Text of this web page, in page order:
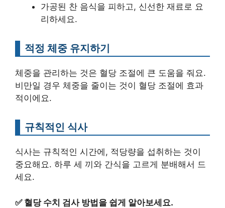
가공된 찬 음식을 피하고, 신선한 재료로 요
리하세요.
적정 체중 유지하기
체중을 관리하는 것은 혈당 조절에 큰 도움을 줘요.
비만일 경우 체중을 줄이는 것이 혈당 조절에 효과
적이에요.
규칙적인 식사
식사는 규칙적인 시간에, 적당량을 섭취하는 것이
중요해요. 하루 세 끼와 간식을 고르게 분배해서 드
세요.
✅ 혈당 수치 검사 방법을 쉽게 알아보세요.